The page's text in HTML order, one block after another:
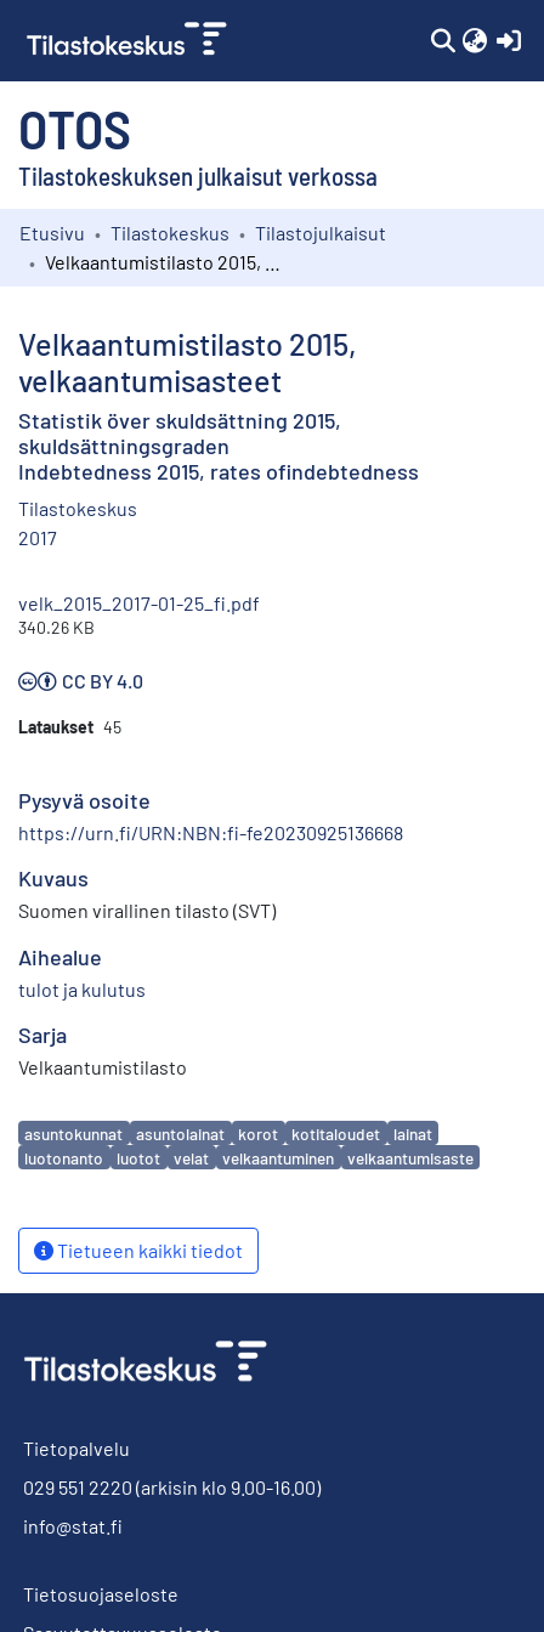
OTOS
Tilastokeskuksen julkaisut verkossa
Kokoelmat
Etusivu Tilastokeskus
Tilastojulkaisut
Velkaantumistilasto 2015,
velkaantumisasteet
Statistik över skuldsättning 2015,
skuldsättningsgraden
Indebtedness 2015, rates ofindebtedness
Tilastokeskus
2017
velk_2015_2017-01-25_fi.pdf
340.26 KB
CC BY 4.0
Lataukset 45
Pysyvä osoite
https://urn.fi/URN:NBN:fi-fe20230925136668
Kuvaus
Suomen virallinen tilasto (SVT)
Aihealue
tulot ja kulutus
Sarja
Velkaantumistilasto
Avainsanat
asuntokunnat asuntolainat korot kotitaloudet
lainat
luotonanto
luotot velat velkaantuminen velkaantumisaste
Tietueen kaikki tiedot
Tietopalvelu
029 551 2220 (arkisin klo 9.00-16.00)
info@stat.fi
Tietosuojaseloste